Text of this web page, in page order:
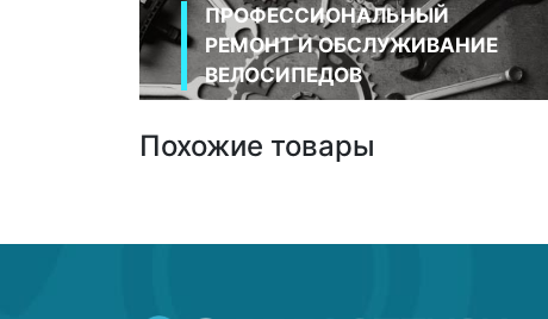
ПРОФЕССИОНАЛЬНЫЙ
РЕМОНТ И ОБСЛУЖИВАНИЕ
ВЕЛОСИПЕДОВ
Похожие товары